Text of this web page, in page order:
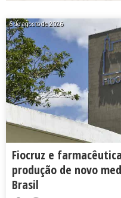
6 de agosto de 2026
Fiocruz e
produção de novo
Brasil